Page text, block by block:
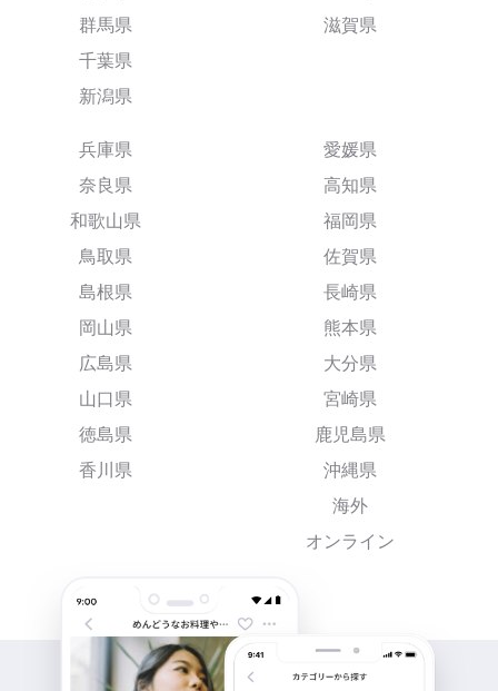
群馬県
千葉県
新潟県
滋賀県
兵庫県
奈良県
和歌山県
鳥取県
島根県
岡山県
広島県
山口県
徳島県
香川県
愛媛県
高知県
福岡県
佐賀県
長崎県
熊本県
大分県
宮崎県
鹿児島県
沖縄県
海外
オンライン